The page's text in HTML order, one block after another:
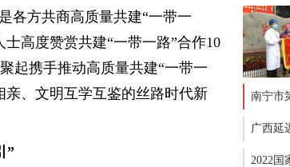
各方共商高质量共建“一带一
高度赞赏共建“一带一路”合作10
起携手推动高质量共建“一带一
、文明互学互鉴的丝路时代新
”
南宁市
广西延
2022国